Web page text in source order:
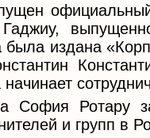
издана
София Ротару
и групп в